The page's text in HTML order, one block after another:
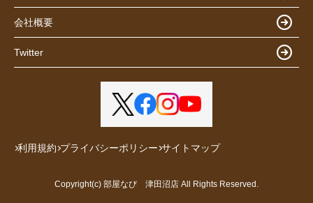
会社概要
Twitter
利用規約 プライバシーポリシー サイトマップ
Copyright(c) 部屋なび 津田沼店 All Rights Reserved.